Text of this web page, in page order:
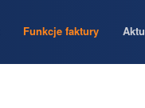
Funkcje faktury